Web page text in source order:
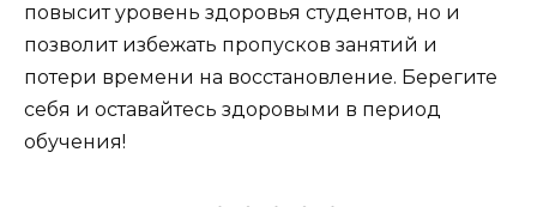
повысит уровень здоровья студентов, но и
позволит избежать пропусков занятий и
потери времени на восстановление. Берегите
себя и оставайтесь здоровыми в период
обучения!